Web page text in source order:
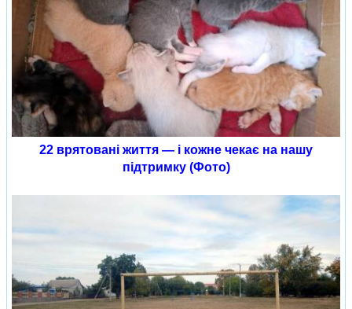
22 врятовані життя — і кожне чекає на нашу
підтримку (Фото)